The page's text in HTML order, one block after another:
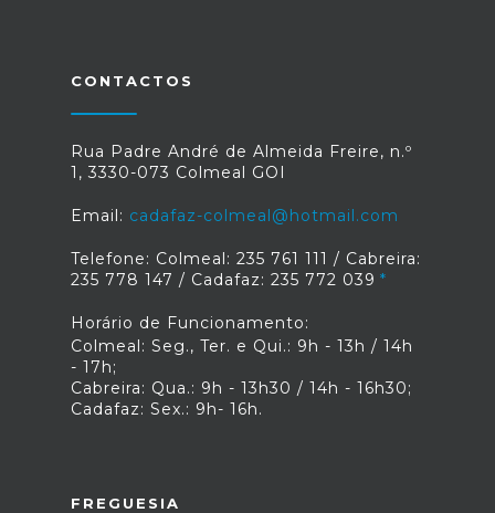
CONTACTOS
Rua Padre André de Almeida Freire, n.º
1, 3330-073 Colmeal GOI
Email: cadafaz-colmeal@hotmail.com
Telefone: Colmeal: 235 761 111 / Cabreira:
235 778 147 / Cadafaz: 235 772 039
Horário de Funcionamento:
Colmeal: Seg., Ter. e Qui.: 9h - 13h / 14h
- 17h;
Cabreira: Qua.: 9h - 13h30 / 14h - 16h30;
Cadafaz: Sex.: 9h- 16h.
FREGUESIA